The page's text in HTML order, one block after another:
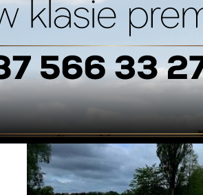
13/05/2026/ 0 Komentarzy
prace przy budowie